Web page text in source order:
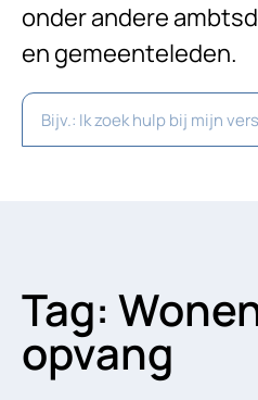
onder andere
en gemeenteleden.
Tag:
opvang